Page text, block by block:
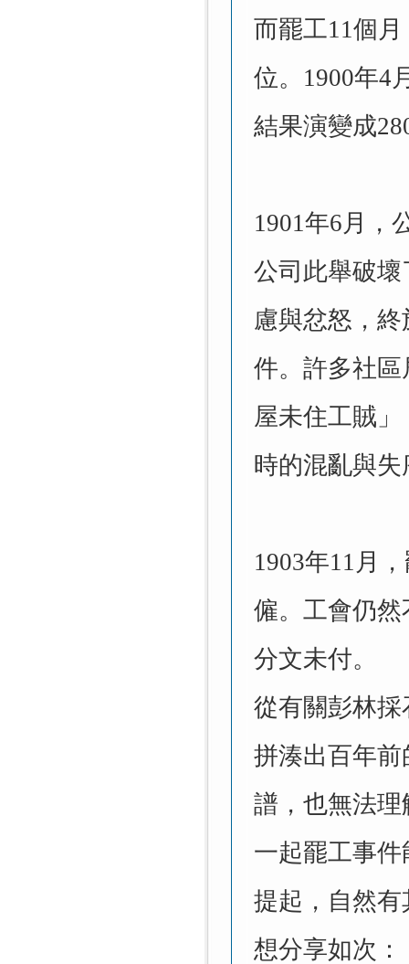
而罷工11個
位。1900年4
結果演變成
1901年6月，
公司此舉破
慮與忿怒，
件。許多社
屋未住工賊」
時的混亂與
1903年11月
僱。工會仍
分文未付。
從有關彭林
拼湊出百年
譜，也無法
一起罷工事
提起，自然
想分享如次：